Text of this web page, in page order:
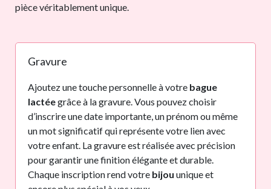
pièce véritablement unique.
Gravure
Ajoutez une touche personnelle à votre bague
lactéegrâce à la gravure. Vous pouvez choisir
d’inscrire une date importante, un prénom ou même
un mot significatif qui représente votre lien avec
votre enfant. La gravure est réalisée avec précision
pour garantir une finition élégante et durable.
Chaque inscription rend votre bijou unique et